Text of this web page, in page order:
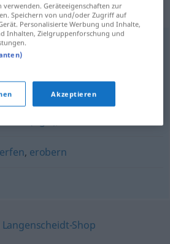
für "besiegen"
,erledigen
(ugs.),fertigmachen (ugs.)
,erobern schlagen
abholen
, erobern
verwenden. Geräteeigenschaften zur
Speichern von und/oder Zugriff auf
Personalisierte Werbung und Inhalte,
Inhalten, Zielgruppenforschung und
Akzeptieren